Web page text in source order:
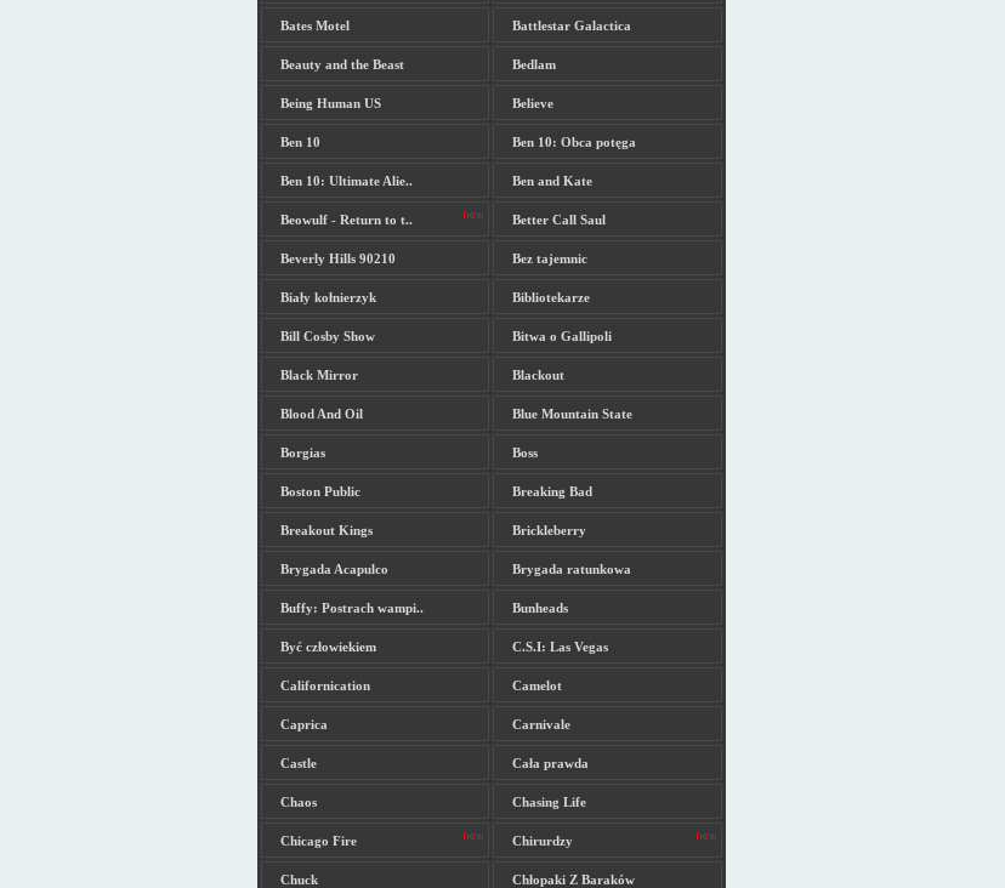
Bates Motel Battlestar Galactica
Beauty and the Beast Bedlam
Being Human US Believe
Ben 10 Ben 10: Obca potęga
Ben 10: Ultimate Alie.. Ben and Kate
Beowulf - Return to t.. Better Call Saul
Beverly Hills 90210 Bez tajemnic
Biały kołnierzyk Bibliotekarze
Bill Cosby Show Bitwa o Gallipoli
Black Mirror Blackout
Blood And Oil Blue Mountain State
Borgias Boss
Boston Public Breaking Bad
Breakout Kings Brickleberry
Brygada Acapulco Brygada ratunkowa
Buffy: Postrach wampi.. Bunheads
Być człowiekiem C.S.I: Las Vegas
Californication Camelot
Caprica Carnivale
Castle Cała prawda
Chaos Chasing Life
Chicago Fire Chirurdzy
Chuck Chłopaki Z Baraków